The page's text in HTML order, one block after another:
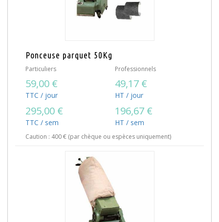
Ponceuse parquet 50Kg
Particuliers
59,00 €
TTC / jour
295,00 €
TTC / sem
Professionnels
49,17 €
HT / jour
196,67 €
HT / sem
Caution : 400 € (par chèque ou espèces uniquement)